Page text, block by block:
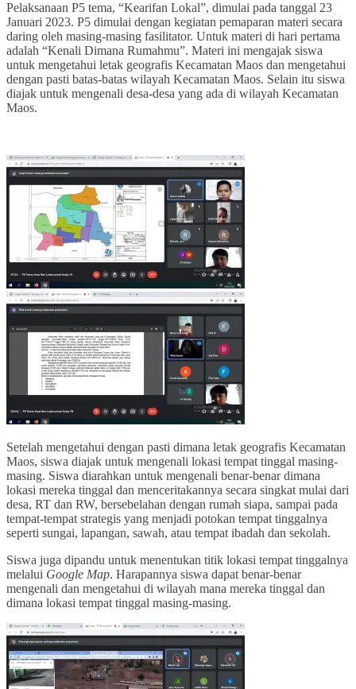
Pelaksanaan P5 tema, “Kearifan Lokal”, dimulai pada tanggal 23
Januari 2023. P5 dimulai dengan kegiatan pemaparan materi secara
daring oleh masing-masing fasilitator. Untuk materi di hari pertama
adalah “Kenali Dimana Rumahmu”. Materi ini mengajak siswa
untuk mengetahui letak geografis Kecamatan Maos dan mengetahui
dengan pasti batas-batas wilayah Kecamatan Maos. Selain itu siswa
diajak untuk mengenali desa-desa yang ada di wilayah Kecamatan
Maos.
Setelah mengetahui dengan pasti dimana letak geografis Kecamatan
Maos, siswa diajak untuk mengenali lokasi tempat tinggal masing-
masing. Siswa diarahkan untuk mengenali benar-benar dimana
lokasi mereka tinggal dan menceritakannya secara singkat mulai dari
desa, RT dan RW, bersebelahan dengan rumah siapa, sampai pada
tempat-tempat strategis yang menjadi potokan tempat tinggalnya
seperti sungai, lapangan, sawah, atau tempat ibadah dan sekolah.
Siswa juga dipandu untuk menentukan titik lokasi tempat tinggalnya
melalui Google Map. Harapannya siswa dapat benar-benar
mengenali dan mengetahui di wilayah mana mereka tinggal dan
dimana lokasi tempat tinggal masing-masing.